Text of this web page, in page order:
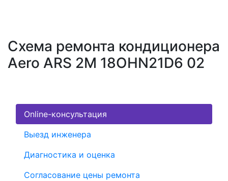
Схема ремонта кондиционера
Aero ARS 2M 18OHN21D6 02
Online-консультация
Выезд инженера
Диагностика и оценка
Согласование цены ремонта